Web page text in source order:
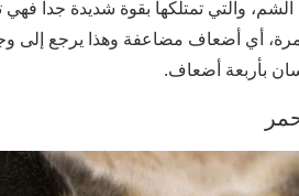
والتي تمتلكها بقوة شديدة جداً
شيء حولها، أكثر من الإنسان بحوالي 50 أو 70 مرة، أي أضعاف
بأربعة أضعاف.